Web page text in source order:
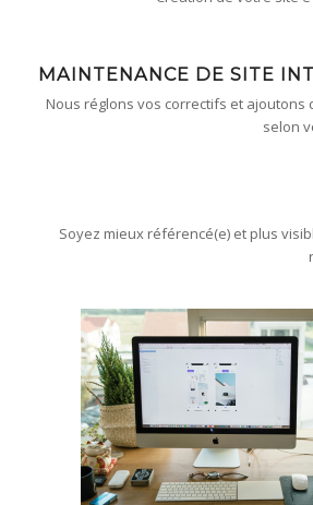
MAINTENANCE DE SITE
Nous réglons vos correctifs et ajoutons
selon
Soyez mieux référencé(e) et plus